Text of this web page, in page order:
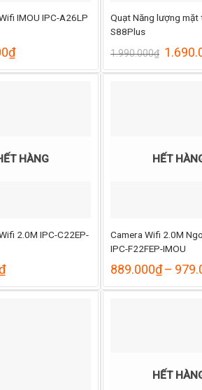
IMOU IPC-A26LP
₫
Quạt Năng lượng mặt
S88Plus
1.990.000₫ Giá
là:
HÀNG
2.0M IPC-C22EP-
HẾT
Camera Wifi 2.0M
IPC-F22FEP-IMOU
889.000₫–
HẾT